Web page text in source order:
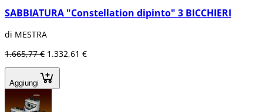
SABBIATURA "Constellation dipinto" 3 BICCHIERI
di MESTRA
1.665,77 € 1.332,61 €
Aggiungi